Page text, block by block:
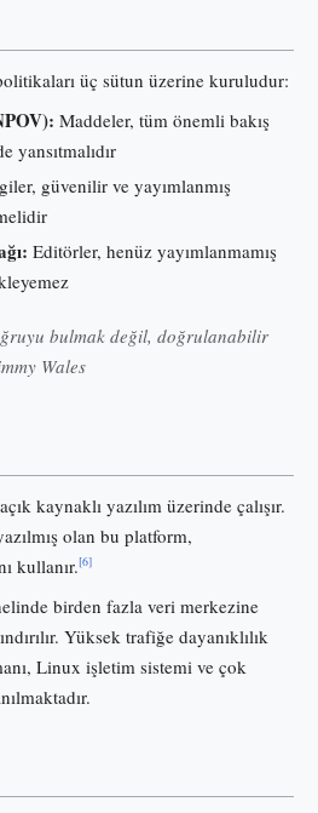
üç sütun üzerine kuruludur:
Maddeler, tüm önemli bakış
yansıtmalıdır
güvenilir ve yayımlanmış
Editörler, henüz yayımlanmamış
bulmak değil, doğrulanabilir
Wales
kaynaklı yazılım üzerinde çalışır.
olan bu platform,
kullanır.[6]
birden fazla veri merkezine
Yüksek trafiğe dayanıklılık
Linux işletim sistemi ve çok